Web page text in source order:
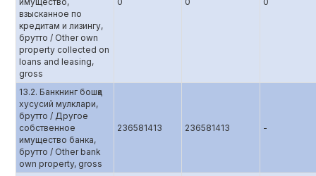
взысканное по
кредитам и лизингу,
брутто / Other own
property collected on
loans and leasing,
gross
13.2. Банкнинг бошқа
хусусий мулклари,
брутто / Другое
собственное
имущество банка,
брутто / Other bank
own property, gross
236581413 236581413 -